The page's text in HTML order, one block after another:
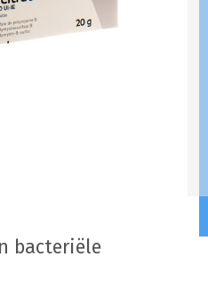
bacteriële